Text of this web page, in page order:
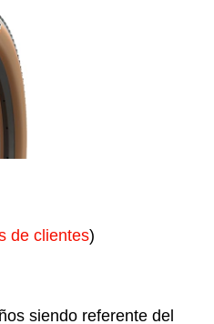
de clientes)
siendo referente del